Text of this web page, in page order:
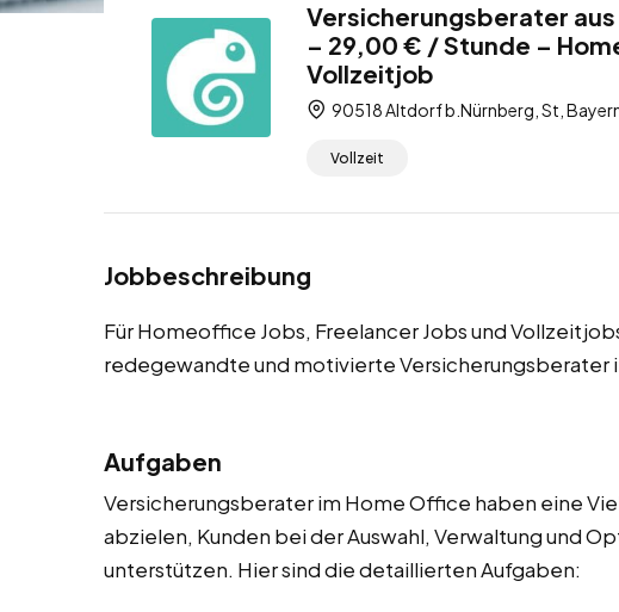
Versicherungsberater
– 29,00 € / Stunde –
Vollzeitjob
90518 Altdorf b.Nürnberg, St,
Vollzeit
Jobbeschreibung
Für Homeoffice Jobs, Freelancer Jobs und
redegewandte und motivierte Versicherungsberater
Aufgaben
Versicherungsberater im Home Office haben eine
abzielen, Kunden bei der Auswahl, Verwaltung und
unterstützen. Hier sind die detaillierten Aufgaben: